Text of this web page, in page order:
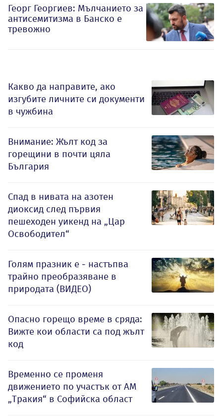
Георг Георгиев: Мълчанието за
антисемитизма в Банско е
тревожно
Какво да направите, ако
изгубите личните си документи
в чужбина
Внимание: Жълт код за
горещини в почти цяла
България
Спад в нивата на азотен
диоксид след първия
пешеходен уикенд на „Цар
Освободител“
Голям празник е - настъпва
трайно преобразяване в
природата (ВИДЕО)
Опасно горещо време в сряда:
Вижте кои области са под жълт
код
Временно се променя
движението по участък от АМ
„Тракия“ в Софийска област